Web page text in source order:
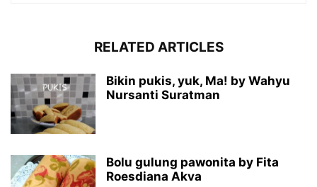
RELATED ARTICLES
Bikin pukis, yuk, Ma! by Wahyu
Nursanti Suratman
Bolu gulung pawonita by Fita
Roesdiana Akva